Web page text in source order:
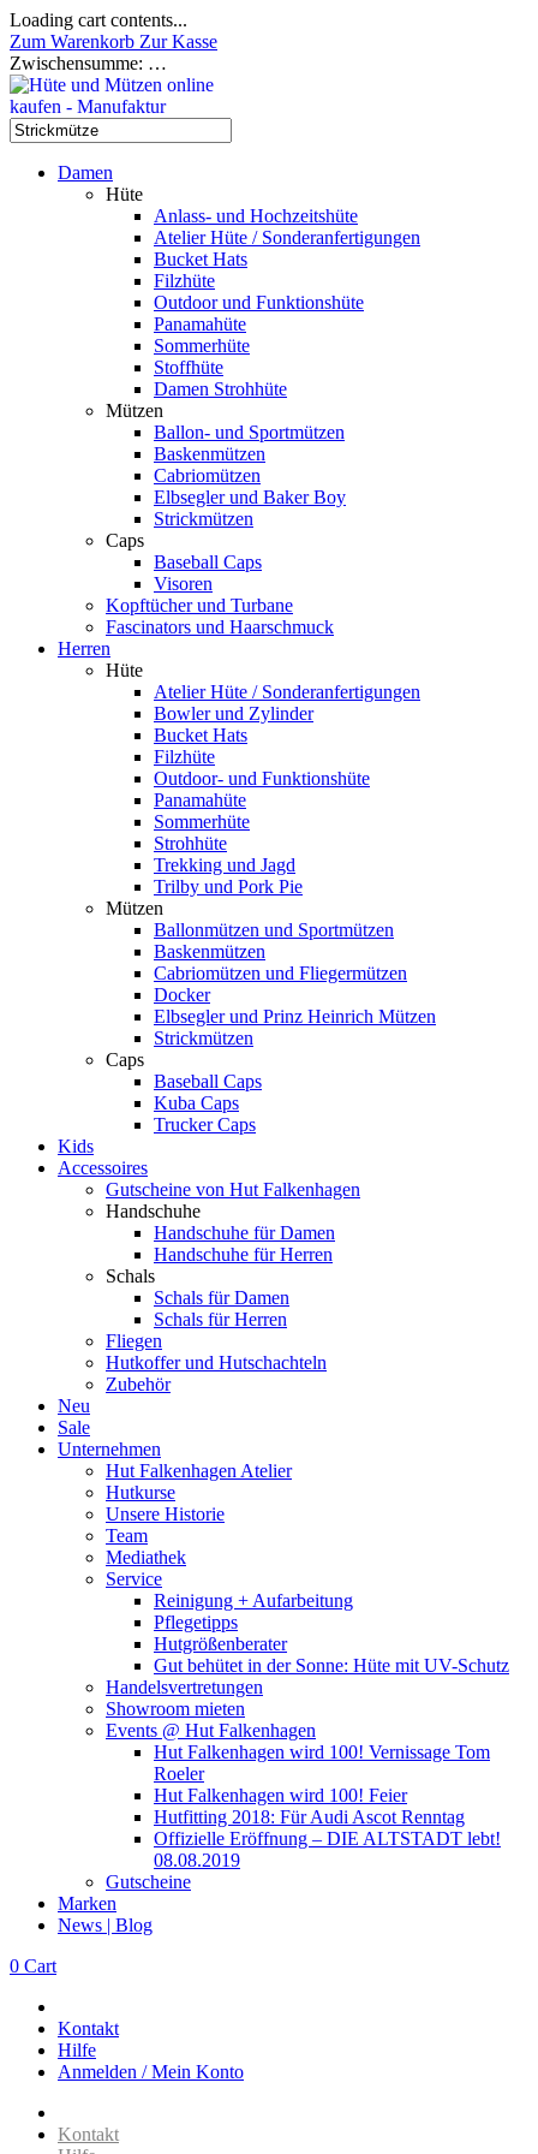
Loading cart contents...
Zum Warenkorb Zur Kasse
Zwischensumme: …
Damen
Hüte
Anlass- und Hochzeitshüte
Atelier Hüte / Sonderanfertigungen
Bucket Hats
Filzhüte
Outdoor und Funktionshüte
Panamahüte
Sommerhüte
Stoffhüte
Damen Strohhüte
Mützen
Ballon- und Sportmützen
Baskenmützen
Cabriomützen
Elbsegler und Baker Boy
Strickmützen
Caps
Baseball Caps
Visoren
Kopftücher und Turbane
Fascinators und Haarschmuck
Herren
Hüte
Atelier Hüte / Sonderanfertigungen
Bowler und Zylinder
Bucket Hats
Filzhüte
Outdoor- und Funktionshüte
Panamahüte
Sommerhüte
Strohhüte
Trekking und Jagd
Trilby und Pork Pie
Mützen
Ballonmützen und Sportmützen
Baskenmützen
Cabriomützen und Fliegermützen
Docker
Elbsegler und Prinz Heinrich Mützen
Strickmützen
Caps
Baseball Caps
Kuba Caps
Trucker Caps
Kids
Accessoires
Gutscheine von Hut Falkenhagen
Handschuhe
Handschuhe für Damen
Handschuhe für Herren
Schals
Schals für Damen
Schals für Herren
Fliegen
Hutkoffer und Hutschachteln
Zubehör
Neu
Sale
Unternehmen
Hut Falkenhagen Atelier
Hutkurse
Unsere Historie
Team
Mediathek
Service
Reinigung + Aufarbeitung
Pflegetipps
Hutgrößenberater
Gut behütet in der Sonne: Hüte mit UV-Schutz
Handelsvertretungen
Showroom mieten
Events @ Hut Falkenhagen
Hut Falkenhagen wird 100! Vernissage Tom
Roeler
Hut Falkenhagen wird 100! Feier
Hutfitting 2018: Für Audi Ascot Renntag
Offizielle Eröffnung – DIE ALTSTADT lebt!
08.08.2019
Gutscheine
Marken
News | Blog
0 Cart
Kontakt
Hilfe
Anmelden / Mein Konto
Kontakt